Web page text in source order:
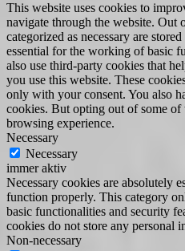
This website uses cookies to
navigate through the website. Out
categorized as necessary are
essential for the working of basic
also use third-party cookies that
you use this website. These
only with your consent. You also
cookies. But opting out of some of
browsing experience.
Necessary
Necessary
immer aktiv
Necessary cookies are absolutely
function properly. This category
basic functionalities and security
cookies do not store any personal
Non-necessary